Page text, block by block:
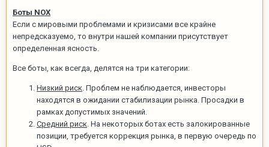
Боты NOX
Если с мировыми проблемами и кризисами все крайне
непредсказуемо, то внутри нашей компании присутствует
определенная ясность.
Все боты, как всегда, делятся на три категории:
Низкий риск . Проблем не наблюдается, инвесторы
находятся в ожидании стабилизации рынка. Просадки в
рамках допустимых значений.
Средний риск . На некоторых ботах есть залокированные
позиции, требуется коррекция рынка, в первую очередь по